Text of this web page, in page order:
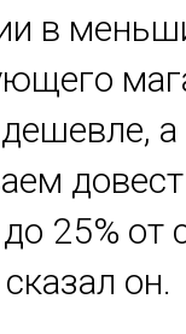
в
25% от
он.